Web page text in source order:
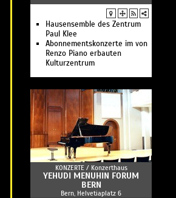
Hausensemble des Zentrum
Paul Klee
Abonnementskonzerte im von
Renzo Piano erbauten
Kulturzentrum
KONZERTE / Konzerthaus
YEHUDI MENUHIN FORUM
BERN
Bern, Helvetiaplatz 6